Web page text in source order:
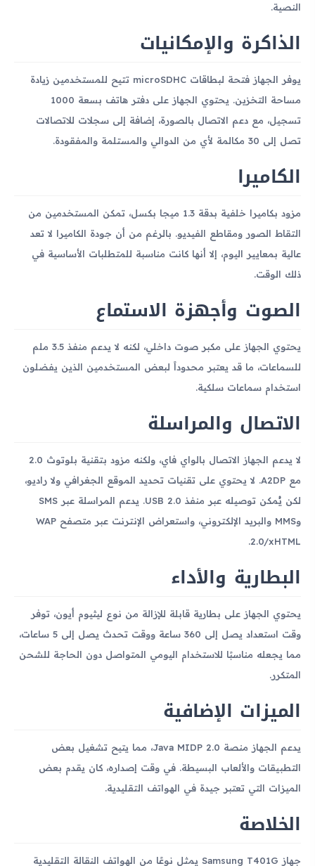
النصية.
الذاكرة والإمكانيات
يوفر الجهاز فتحة لبطاقات microSDHC تتيح للمستخدمين زيادة
مساحة التخزين. يحتوي الجهاز على دفتر هاتف بسعة 1000
تسجيل، مع دعم الاتصال بالصورة، إضافة إلى سجلات للاتصالات
تصل إلى 30 مكالمة لأي من الدوالي والمستلمة والمفقودة.
الكاميرا
مزود بكاميرا خلفية بدقة 1.3 ميجا بكسل، تمكن المستخدمين من
التقاط الصور ومقاطع الفيديو. بالرغم من أن جودة الكاميرا لا تعد
عالية بمعايير اليوم، إلا أنها كانت مناسبة للمتطلبات الأساسية في
ذلك الوقت.
الصوت وأجهزة الاستماع
يحتوي الجهاز على مكبر صوت داخلي، لكنه لا يدعم منفذ 3.5 ملم
للسماعات، ما قد يعتبر محدوداً لبعض المستخدمين الذين يفضلون
استخدام سماعات سلكية.
الاتصال والمراسلة
لا يدعم الجهاز الاتصال بالواي فاي، ولكنه مزود بتقنية بلوتوث 2.0
مع A2DP. لا يحتوي على تقنيات تحديد الموقع الجغرافي ولا راديو،
لكن يُمكن توصيله عبر منفذ USB 2.0. يدعم المراسلة عبر SMS
وMMS والبريد الإلكتروني، واستعراض الإنترنت عبر متصفح WAP
2.0/xHTML.
البطارية والأداء
يحتوي الجهاز على بطارية قابلة للإزالة من نوع ليثيوم أيون، توفر
وقت استعداد يصل إلى 360 ساعة ووقت تحدث يصل إلى 5 ساعات،
مما يجعله مناسبًا للاستخدام اليومي المتواصل دون الحاجة للشحن
المتكرر.
الميزات الإضافية
يدعم الجهاز منصة Java MIDP 2.0، مما يتيح تشغيل بعض
التطبيقات والألعاب البسيطة. في وقت إصداره، كان يقدم بعض
الميزات التي تعتبر جيدة في الهواتف التقليدية.
الخلاصة
جهاز Samsung T401G يمثل نوعًا من الهواتف النقالة التقليدية